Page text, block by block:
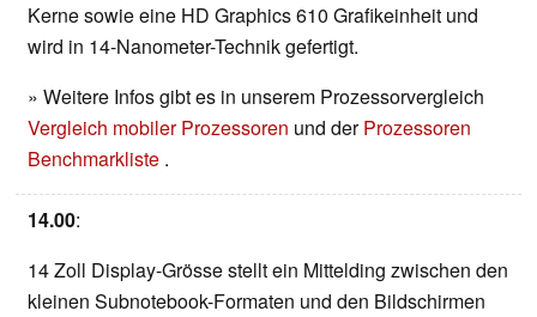
Kerne sowie eine HD Graphics 610 Grafikeinheit und
wird in 14-Nanometer-Technik gefertigt.
» Weitere Infos gibt es in unserem Prozessorvergleich
Vergleich mobiler Prozessoren und derProzessoren
Benchmarkliste .
14.00:
14 Zoll Display-Grösse stellt ein Mittelding zwischen den
kleinen Subnotebook-Formaten und den Bildschirmen